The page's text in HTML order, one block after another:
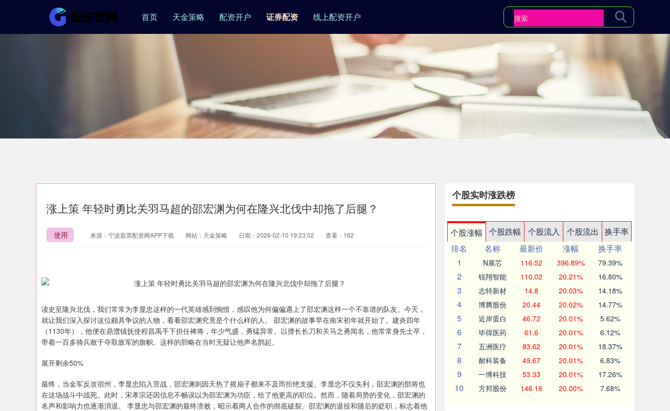
首页 天金策略 配资开户 证券配资 线上配资开户
涨上策 年轻时勇比关羽马超的邵宏渊为何在隆兴北伐中却拖了后腿？
使用 来源：宁波股票配资网APP下载 网站：天金策略 日期：2026-02-10 19:23:02 查看：162
读史至隆兴北伐，我们常常为李显忠这样的一代英雄感到惋惜，感叹他为何偏偏遇上了邵宏渊这样一个不靠谱的队友。今天，
就让我们深入探讨这位颇具争议的人物，看看邵宏渊究竟是个什么样的人。 邵宏渊的故事早在南宋初年就开始了。建炎四年
（1130年），他便在鼎澧镇抚使程昌禹手下担任裨将，年少气盛，勇猛异常。以擅长长刀和关马之勇闻名，他常常身先士卒，
带着一百多骑兵敢于夺取敌军的旗帜。这样的胆略在当时无疑让他声名鹊起。
展开剩余50%
最终，当金军反攻宿州，李显忠陷入苦战，邵宏渊则因天热了摇扇子都来不及而拒绝支援。李显忠不仅失利，邵宏渊的部将也
在这场战斗中战死。此时，宋孝宗还因信息不畅误以为邵宏渊为功臣，给了他更高的职位。然而，随着局势的变化，邵宏渊的
名声和影响力也逐渐消退。 李显忠与邵宏渊的最终溃败，昭示着两人合作的彻底破裂。邵宏渊的退役和随后的贬职，标志着他
个股实时涨跌榜
个股涨幅 个股跌幅 个股流入 个股流出
换手率
排名
名称 最新价 涨幅
换手率
1
N展芯 116.52 396.89% 79.39%
2 锐翔智能 110.02 20.21% 16.80%
3 志特新材 14.8 20.03% 14.18%
4 博腾股份 20.44 20.02% 14.77%
5 近岸蛋白 46.72 20.01% 5.62%
6 毕得医药 61.6 20.01% 6.12%
7 五洲医疗 83.62 20.01% 18.37%
8 耐科装备 49.67 20.01% 6.83%
9 一博科技 53.33 20.01% 17.26%
10 方邦股份 146.16 20.00% 7.68%